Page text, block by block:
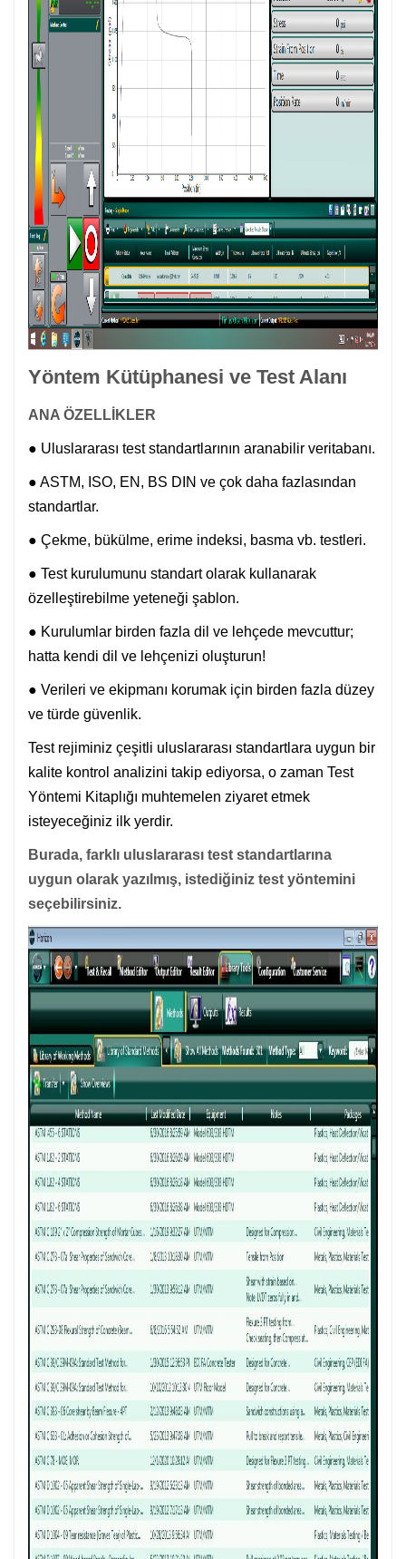
Yöntem Kütüphanesi ve Test Alanı
ANA ÖZELLİKLER
● Uluslararası test standartlarının aranabilir veritabanı.
● ASTM, ISO, EN, BS DIN ve çok daha fazlasından
standartlar.
● Çekme, bükülme, erime indeksi, basma vb. testleri.
● Test kurulumunu standart olarak kullanarak
özelleştirebilme yeteneği şablon.
● Kurulumlar birden fazla dil ve lehçede mevcuttur;
hatta kendi dil ve lehçenizi oluşturun!
● Verileri ve ekipmanı korumak için birden fazla düzey
ve türde güvenlik.
Test rejiminiz çeşitli uluslararası standartlara uygun bir
kalite kontrol analizini takip ediyorsa, o zaman Test
Yöntemi Kitaplığı muhtemelen ziyaret etmek
isteyeceğiniz ilk yerdir.
Burada, farklı uluslararası test standartlarına
uygun olarak yazılmış, istediğiniz test yöntemini
seçebilirsiniz.